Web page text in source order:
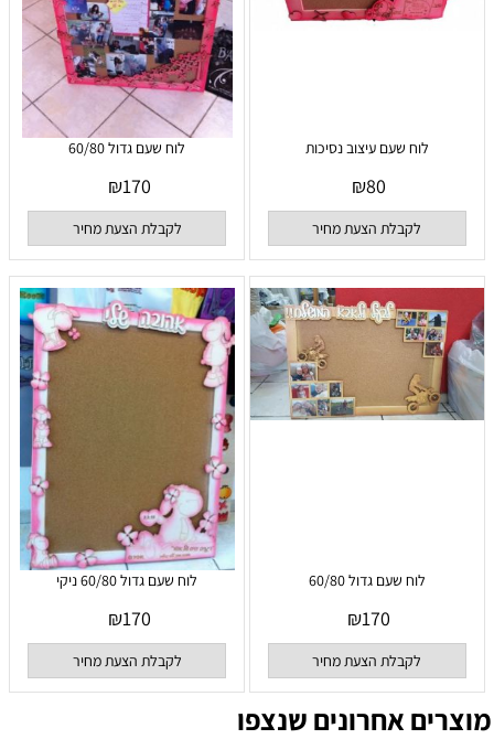
לוח שעם עיצוב נסיכות
₪80
לקבלת הצעת מחיר
לוח שעם גדול 60/80
₪170
לקבלת הצעת מחיר
לוח שעם גדול 60/80
₪170
לקבלת הצעת מחיר
לוח שעם גדול 60/80 ניקי
₪170
לקבלת הצעת מחיר
מוצרים אחרונים שנצפו